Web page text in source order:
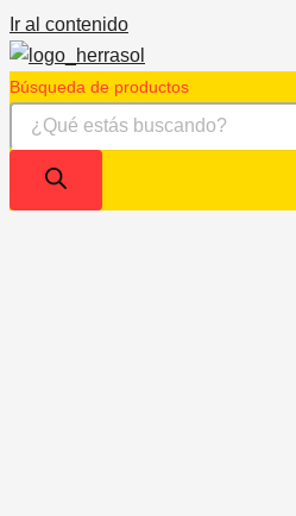
Ir al contenido
Búsqueda de productos